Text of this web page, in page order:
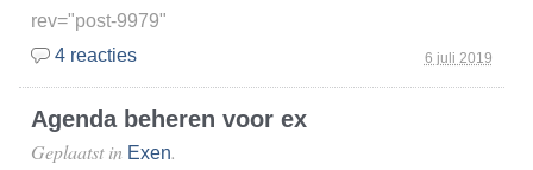
6 juli 2019
rev="post-9979"
4 reacties
Agenda beheren voor ex
Geplaatst in Exen.